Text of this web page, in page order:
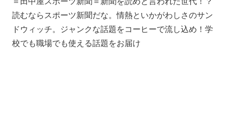
読むならスポーツ新聞だな。情熱といかがわしさのサン
ドウィッチ。ジャンクな話題をコーヒーで流し込め！学
校でも職場でも使える話題をお届け